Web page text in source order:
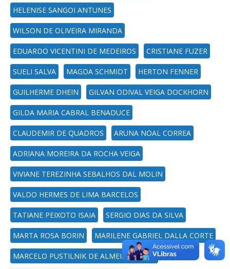
HELENISE SANGOI ANTUNES
WILSON DE OLIVEIRA MIRANDA
EDUARDO VICENTINI DE MEDEIROS CRISTIANE FUZER
SUELI SALVA MAGDA SCHMIDT HERTON FENNER
GUILHERME DHEIN GILVAN ODIVAL VEIGA DOCKHORN
GILDA MARIA CABRAL BENADUCE
CLAUDEMIR DE QUADROS ARUNA NOAL CORREA
ADRIANA MOREIRA DA ROCHA VEIGA
VIVIANE TEREZINHA SEBALHOS DAL MOLIN
VALDO HERMES DE LIMA BARCELOS
TATIANE PEIXOTO ISAIA SERGIO DIAS DA SILVA
MARTA ROSA BORIN MARILENE GABRIEL DALLA CORTE
MARCELO PUSTILNIK DE ALMEIDA VIEIRA